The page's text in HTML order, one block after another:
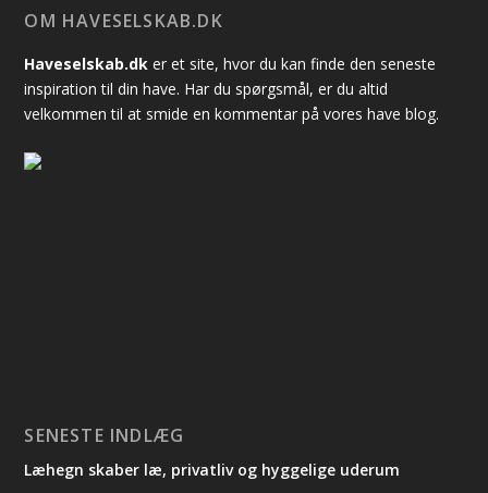
OM HAVESELSKAB.DK
Haveselskab.dk er et site, hvor du kan finde den seneste
inspiration til din have. Har du spørgsmål, er du altid
velkommen til at smide en kommentar på vores have blog.
SENESTE INDLÆG
Læhegn skaber læ, privatliv og hyggelige uderum